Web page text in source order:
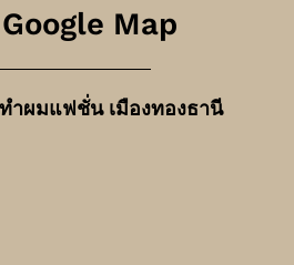
Map
ำผมแฟชั่น เมืองทองธานี